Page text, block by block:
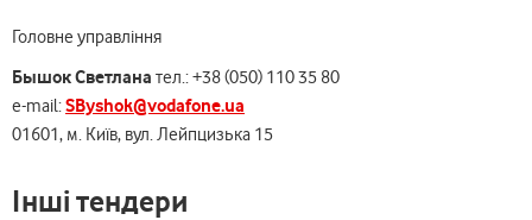
Головне управління
Бышок Светлана тел.: +38 (050) 110 35 80
e-mail:SByshok@vodafone.ua
01601, м. Київ, вул. Лейпцизька 15
Інші тендери